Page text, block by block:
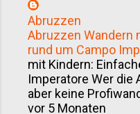
Abruzzen
Abruzzen Wandern
rund um Campo
mit Kindern:
Imperatore Wer die
aber keine
vor 5 Monaten